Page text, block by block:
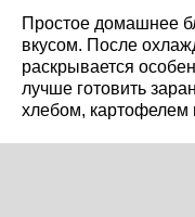
Простое домашнее
вкусом. После
раскрывается
лучше готовить
хлебом,